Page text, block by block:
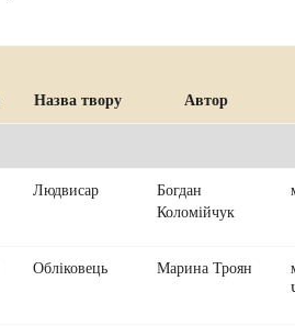
Назва твору Автор
Людвисар
Богдан
Коломійчук
Обліковець Марина Троян